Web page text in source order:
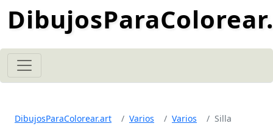
DibujosParaColorear.art Varios Varios Silla